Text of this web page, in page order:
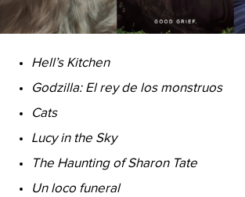
Hell’s Kitchen
Godzilla: El rey de los monstruos
Cats
Lucy in the Sky
The Haunting of Sharon Tate
Un loco funeral